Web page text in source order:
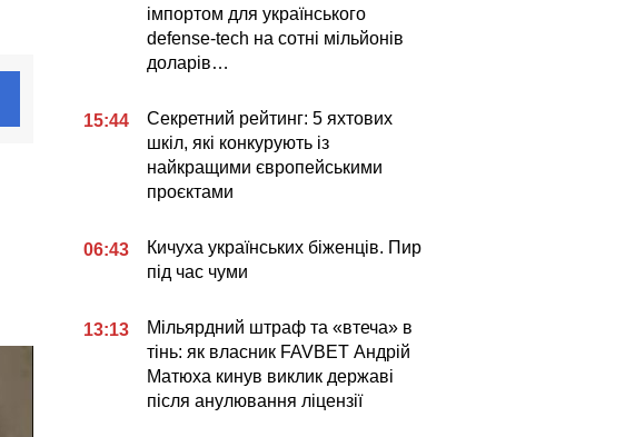
імпортом для українського
defense-tech на сотні мільйонів
доларів…
15:44
Секретний рейтинг: 5 яхтових
шкіл, які конкурують із
найкращими європейськими
проєктами
06:43
Кичуха українських біженців. Пир
під час чуми
13:13
Мільярдний штраф та «втеча» в
тінь: як власник FAVBET Андрій
Матюха кинув виклик державі
після анулювання ліцензії